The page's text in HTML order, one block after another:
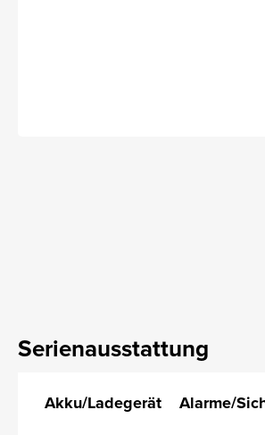
Serienausstattung
Akku/Ladegerät Alarme/